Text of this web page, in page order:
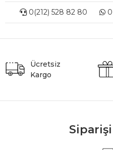
0(212) 528 82 80
Ücretsiz
Kargo